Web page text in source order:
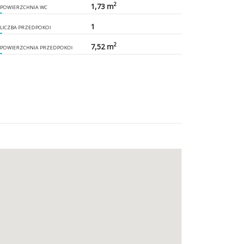
POWIERZCHNIA WC 1,73 m2
LICZBA PRZEDPOKOI 1
POWIERZCHNIA PRZEDPOKOI 7,52 m2